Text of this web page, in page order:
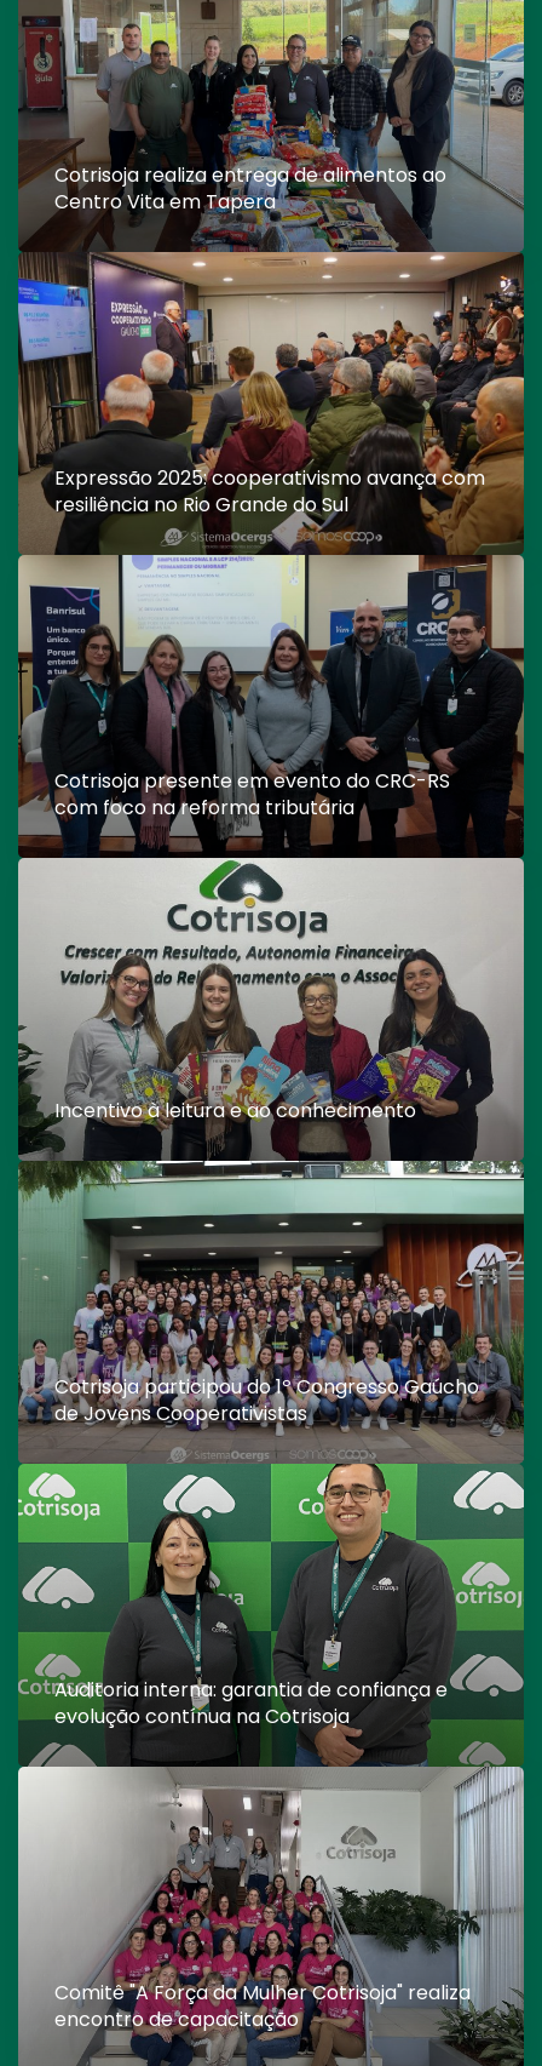
Cotrisoja realiza entrega de alimentos ao
Centro Vita em Tapera
Expressão 2025: cooperativismo avança com
resiliência no Rio Grande do Sul
Cotrisoja presente em evento do CRC-RS
com foco na reforma tributária
Incentivo à leitura e ao conhecimento
Cotrisoja participou do 1º Congresso Gaúcho
de Jovens Cooperativistas
Auditoria interna: garantia de confiança e
evolução contínua na Cotrisoja
Comitê "A Força da Mulher Cotrisoja" realiza
encontro de capacitação